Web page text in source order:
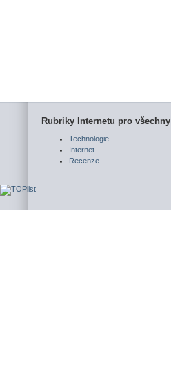
Rubriky Internetu pro všechny
Technologie
Internet
Recenze